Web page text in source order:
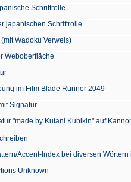
Schriftrolle
japanischen Schriftrolle
Wadoku Verweis)
Weboberfläche
im Film Blade Runner 2049
Signatur
"made by Kutani Kubikin" auf
Accent-Index bei diversen
Unknown